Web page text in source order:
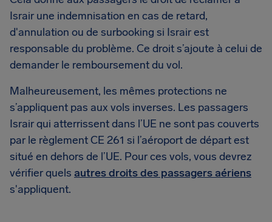
Israir une indemnisation en cas de retard,
d'annulation ou de surbooking si Israir est
responsable du problème. Ce droit s’ajoute à celui de
demander le remboursement du vol.
Malheureusement, les mêmes protections ne
s’appliquent pas aux vols inverses. Les passagers
Israir qui atterrissent dans l’UE ne sont pas couverts
par le règlement CE 261 si l’aéroport de départ est
situé en dehors de l’UE. Pour ces vols, vous devrez
vérifier quels autres droits des passagers aériens
s'appliquent.